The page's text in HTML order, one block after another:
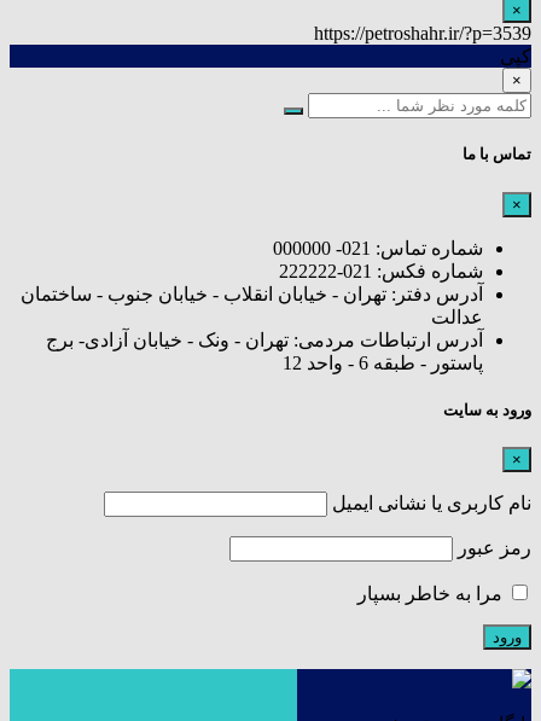
×
https://petroshahr.ir/?p=3539
کپی
×
تماس با ما
×
شماره تماس: 021- 000000
شماره فکس: 021-222222
آدرس دفتر: تهران - خیابان انقلاب - خیابان جنوب - ساختمان
عدالت
آدرس ارتباطات مردمی: تهران - ونک - خیابان آزادی- برج
پاستور - طبقه 6 - واحد 12
ورود به سایت
×
نام کاربری یا نشانی ایمیل
رمز عبور
مرا به خاطر بسپار